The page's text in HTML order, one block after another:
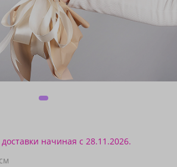
начиная с 28.11.2026.
см